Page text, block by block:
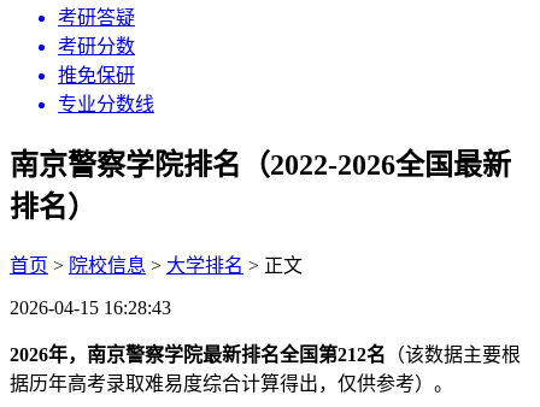
考研答疑
考研分数
推免保研
专业分数线
南京警察学院排名（2022-2026全国最新
排名）
首页 > 院校信息 > 大学排名 > 正文
2026-04-15 16:28:43
2026年，南京警察学院最新排名全国第212名 （该数据主要根
据历年高考录取难易度综合计算得出，仅供参考）。